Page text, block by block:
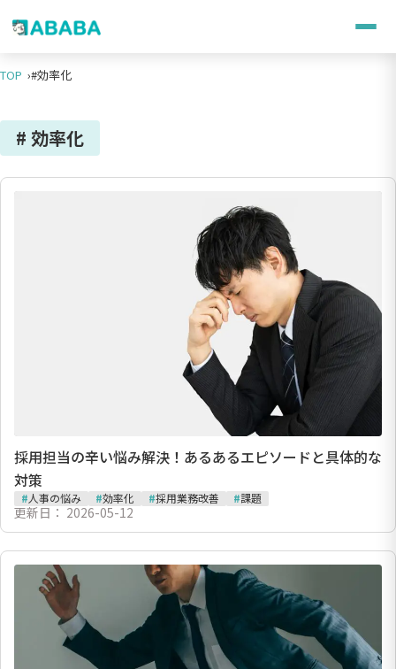
TOP #効率化
# 効率化
採用担当の辛い悩み解決！あるあるエピソードと具体的な
対策
#人事の悩み #効率化 #採用業務改善 #課題
更新日： 2026-05-12